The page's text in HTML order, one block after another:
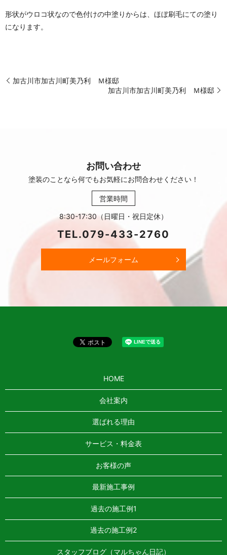
形状がウロコ状なので色付けの中塗りからは、ほぼ刷毛にての塗り
になります。
加古川市加古川町美乃利 Ｍ様邸
加古川市加古川町美乃利 Ｍ様邸
お問い合わせ
塗装のことなら何でもお気軽にお問合わせください！
営業時間
8:30-17:30（日曜日・祝日定休）
TEL.079-433-2760
メールフォーム
HOME
会社案内
選ばれる理由
サービス・料金表
お客様の声
最新施工事例
過去の施工例1
過去の施工例2
スタッフブログ（マルちゃん日記）